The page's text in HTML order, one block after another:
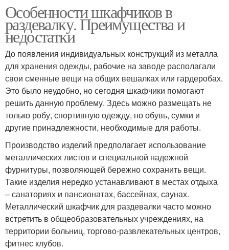
Особенности шкафчиков в
раздевалку. Преимущества и
недостатки
До появления индивидуальных конструкций из металла
для хранения одежды, рабочие на заводе располагали
свои сменные вещи на общих вешалках или гардеробах.
Это было неудобно, но сегодня шкафчики помогают
решить данную проблему. Здесь можно размещать не
только робу, спортивную одежду, но обувь, сумки и
другие принадлежности, необходимые для работы.
Производство изделий предполагает использование
металлических листов и специальной надежной
фурнитуры, позволяющей бережно сохранить вещи.
Такие изделия нередко устанавливают в местах отдыха
– санаториях и пансионатах, бассейнах, саунах.
Металлический шкафчик для раздевалки часто можно
встретить в общеобразовательных учреждениях, на
территории больниц, торгово-развлекательных центров,
фитнес клубов.